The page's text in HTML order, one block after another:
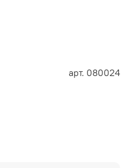
арт. 080024